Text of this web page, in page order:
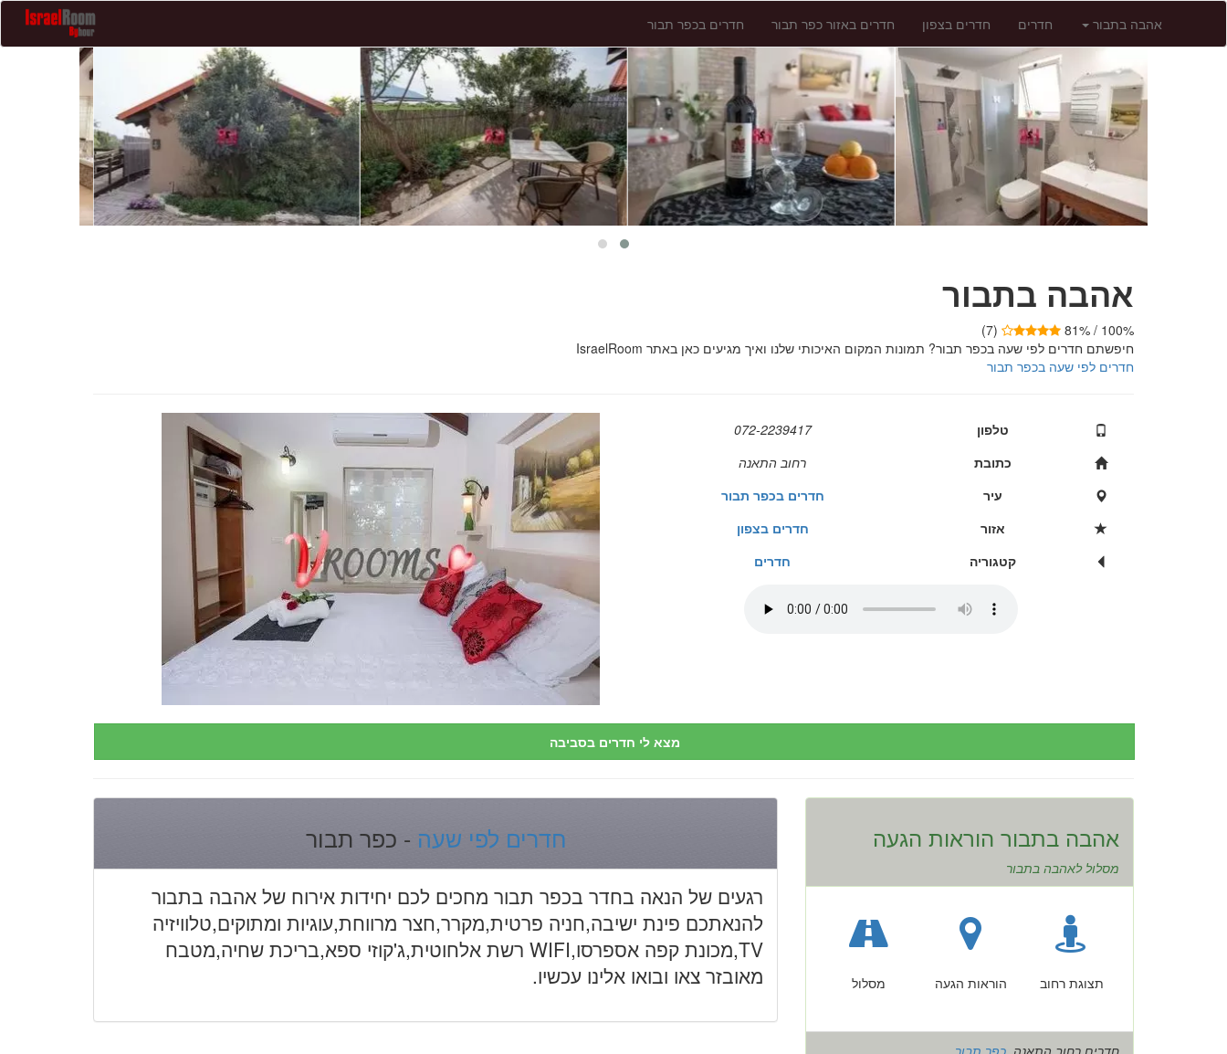
חדרים בכפר תבור חדרים באזור כפר תבור חדרים בצפון חדרים אהבה בתבור
אהבה בתבור
100% / 81%
(7)
חיפשתם חדרים לפי שעה בכפר תבור? תמונות המקום האיכותי שלנו ואיך מגיעים כאן באתר IsraelRoom
חדרים לפי שעה בכפר תבור
טלפון
072-2239417
כתובת
רחוב התאנה
עיר
חדרים בכפר תבור
אזור
חדרים בצפון
קטגוריה
חדרים
מצא לי חדרים בסביבה
חדרים לפי שעה - כפר תבור
רגעים של הנאה בחדר בכפר תבור מחכים לכם יחידות אירוח של אהבה בתבור
להנאתכם פינת ישיבה,חניה פרטית,מקרר,חצר מרווחת,עוגיות ומתוקים,טלוויזיה
TV,מכונת קפה אספרסו,WIFI רשת אלחוטית,ג'קוזי ספא,בריכת שחיה,מטבח
מאובזר צאו ובואו אלינו עכשיו.
אהבה בתבור הוראות הגעה
מסלול לאהבה בתבור
תצוגת רחוב הוראות הגעה מסלול
חדרים רחוב התאנה, כפר תבור